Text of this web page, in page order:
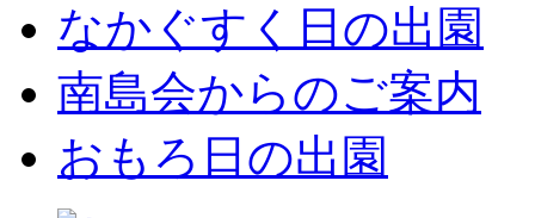
なかぐすく日の出園
南島会からのご案内
おもろ日の出園